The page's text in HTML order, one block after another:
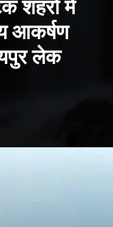
शहरों में
आकर्षण
लेक